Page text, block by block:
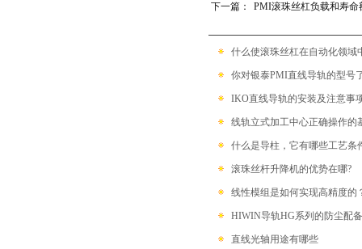
下一篇：
PMI滚珠丝杠负载和寿命
什么使滚珠丝杠在自动化领域
你对银泰PMI直线导轨的型号
IKO直线导轨的安装及注意事
线轨立式加工中心正确操作的
什么是导柱，它有哪些工艺条
滚珠丝杆升降机的优势在哪?
线性模组是如何实现高精度的
HIWIN导轨HG系列的防尘配备
直线光轴用途有哪些